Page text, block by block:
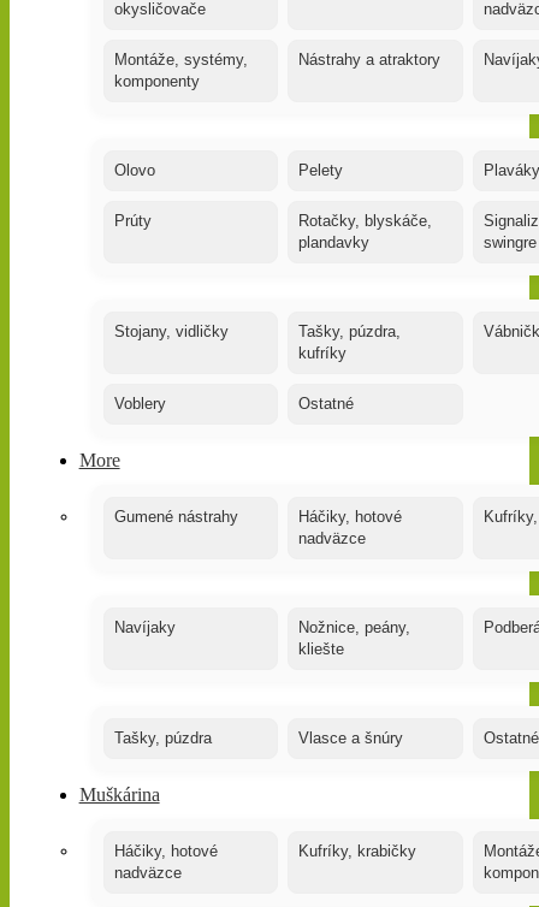
okysličovače
Montáže, systémy,
komponenty
Nástrahy a atraktory
Olovo Pelety
Prúty
Rotačky, blyskáče,
plandavky
swingre
Stojany, vidličky
Tašky, púzdra,
kufríky
Voblery Ostatné
More
Gumené nástrahy
Háčiky, hotové
nadväzce
Navíjaky
Nožnice, peány,
kliešte
Tašky, púzdra Vlasce a šnúry Ostatné
Muškárina
Háčiky, hotové
nadväzce
Kufríky, krabičky